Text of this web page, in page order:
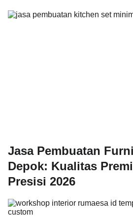
Jasa Pembuatan
Depok: Kualitas
Presisi 2026